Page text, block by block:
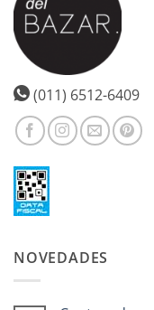
(011) 6512-6409
NOVEDADES